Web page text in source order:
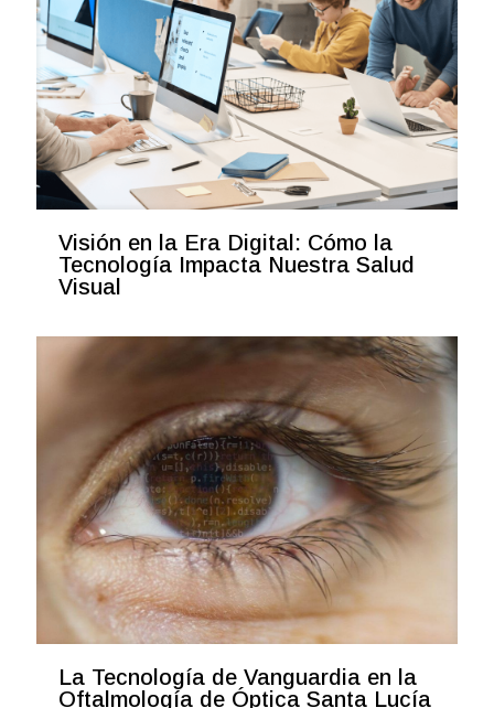
Visión en la Era Digital: Cómo la
Tecnología Impacta Nuestra Salud
Visual
La Tecnología de Vanguardia en la
Oftalmología de Óptica Santa Lucía